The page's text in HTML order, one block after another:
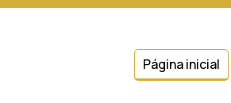
Página inicial